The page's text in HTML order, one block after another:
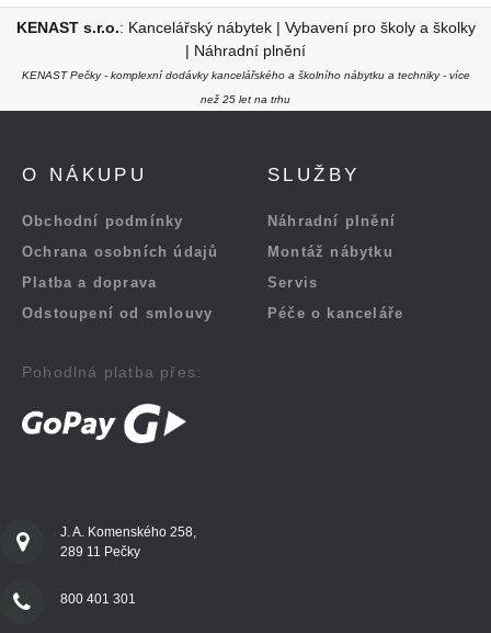
KENAST s.r.o.: Kancelářský nábytek | Vybavení pro školy a školky
| Náhradní plnění
KENAST Pečky - komplexní dodávky kancelářského a školního nábytku a techniky - více
než 25 let na trhu
O NÁKUPU
Obchodní podmínky
Ochrana osobních údajů
Platba a doprava
Odstoupení od smlouvy
Pohodlná platba přes:
SLUŽBY
Náhradní plnění
Montáž nábytku
Servis
Péče o kanceláře
J. A. Komenského 258,
289 11 Pečky
800 401 301